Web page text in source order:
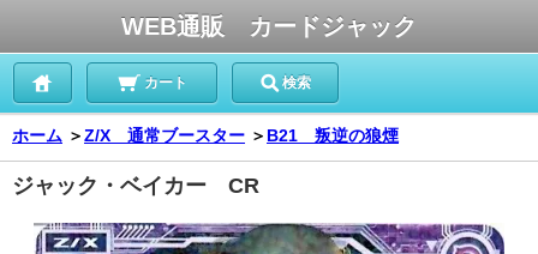
WEB通販 カードジャック
カート 検索
ホーム ＞Z/X 通常ブースター ＞ B21 叛逆の狼煙
ジャック・ベイカー CR